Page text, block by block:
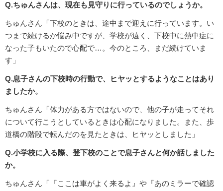
Q.ちゅんさんは、現在も見守りに行っているのでしょうか。
ちゅんさん「下校のときは、途中まで迎えに行っています。い
つまで続けるか悩み中ですが、学校が遠く、下校中に熱中症に
なった子もいたので心配で…。今のところ、まだ続けていま
す」
Q.息子さんの下校時の行動で、ヒヤッとするようなことはあり
ましたか。
ちゅんさん「体力がある方ではないので、他の子が走ってそれ
について行こうとしているときは心配になりました。また、歩
道橋の階段で転んだのを見たときは、ヒヤッとしました」
Q.小学校に入る際、登下校のことで息子さんと何か話しました
か。
ちゅんさん「『ここは車がよく来るよ』や『あのミラーで確認